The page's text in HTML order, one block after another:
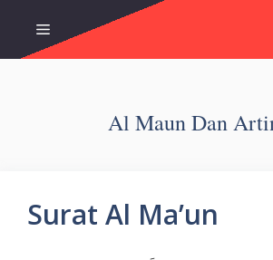
content
Menu
Al Maun Dan
Surat Al Ma’un